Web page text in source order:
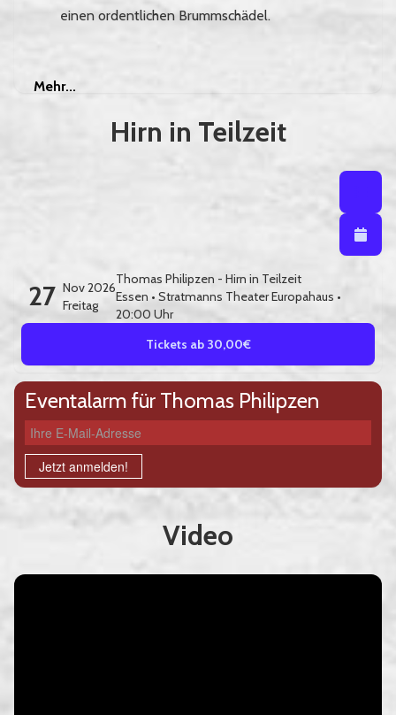
einen ordentlichen Brummschädel.
Mehr...
Hirn in Teilzeit
27 Nov 2026
Freitag
Thomas Philipzen - Hirn in Teilzeit
Essen • Stratmanns Theater Europahaus •
20:00 Uhr
Tickets ab 30,00€
Eventalarm für Thomas Philipzen
Ihre E-Mail-Adresse
Jetzt anmelden!
Video